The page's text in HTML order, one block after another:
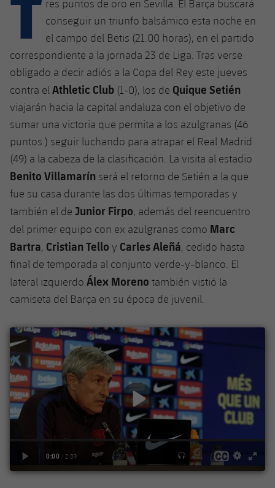
plusicon
más
Instalaciones
Spotify Camp Nou
Palau Blaugrana
Estadi Johan Cruyff
Barça Cafe
Ciutat Esportiva
La Masia
plusicon
más
Servicios
Servicios Médicos
plusicon
más
Acreditaciones
SUB13
SUB12
SUB11 A
SUB10 A
SUB10 B
SUB9 A
SUB9 B
SUB8 A
SUB8 B
SUB13 B
SUB12 C
SUB11 C
Entradas
Gameday Shows
Resultados
Clasificación
Jugadores
Historia
Palmarés
Base
Barça Atlètic
Junior
Cadete A
Cadete B
Infantil A
Infantil B
Campus Verano
PLUSICON
Primer Equipo
plusicon
más
Actualidad
Entradas
Resultados
Clasificaciones
Fotos
Palmarés
Barça Atlètic
plusicon
más
Actualidad
Resultados
Clasificaciones
Jugadores
Fotos
Base
plusicon
más
Actualidad
Juvenil
Cadete A
Cadete B
Infantil A
Infantil B
PLUSICON
MÁS
Primer equipo
plusicon
más
Actualidad
Calendario
Entradas
Resultados
Clasificaciones
Jugadors
Palmarés
Barça Atlètic
plusicon
más
Actualidad
Calendario
Resultados
Jugadores
Clasificaciones
plusicon
más
Actualidad
Juvenil
Cadete
Infantil
Campus Verano
PLUSICON
MÁS
Primer equipo
plusicon
más
Actualidad
Calendario
Barça Atlètic
plusicon
más
Actualidad
Calendario
Base
Actualidad
Campus Verano
res puntos de oro en Sevilla. El Barça buscará
conseguir un triunfo balsámico esta noche en
el campo del Betis (21.00 horas), en el partido
correspondiente a la jornada 23 de Liga. Tras verse
obligado a decir adiós a la Copa del Rey este jueves
contra el Athletic Club (1-0), los de Quique Setién
viajarán hacia la capital andaluza con el objetivo de
sumar una victoria que permita a los azulgranas (46
puntos ) seguir luchando para atrapar el Real Madrid
(49) a la cabeza de la clasificación. La visita al estadio
Benito Villamarín será el retorno de Setién a la que
fue su casa durante las dos últimas temporadas y
también el de Junior Firpo, además del reencuentro
del primer equipo con ex azulgranas como Marc
Bartra, Cristian Tello y Carles Aleñá, cedido hasta
final de temporada al conjunto verde-y-blanco. El
lateral izquierdo Álex Moreno también vistió la
camiseta del Barça en su época de juvenil.